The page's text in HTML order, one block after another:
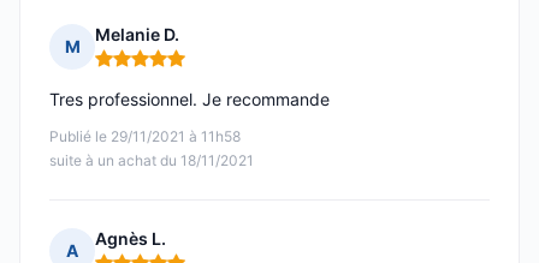
M
Melanie D.
Note : 5 sur 5
Publié le 29/11/2021 à 11h58
suite à un achat du 18/11/2021
Tres professionnel. Je recommande
A
Agnès L.